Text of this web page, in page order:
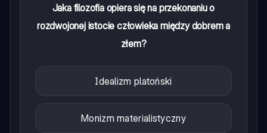
Jaka filozofia opiera się na przekonaniu o
rozdwojonej istocie człowieka między dobrem a
złem?
Idealizm platoński
Monizm materialistyczny